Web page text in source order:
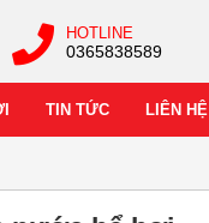
HOTLINE
0365838589
TIN TỨC LIÊN HỆ